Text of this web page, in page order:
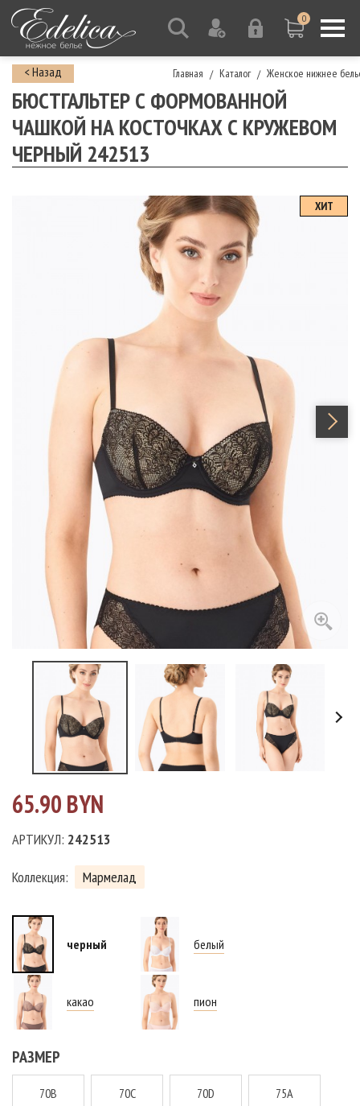
0
< Назад Главная / Каталог / Женское нижнее
БЮСТГАЛЬТЕР С ФОРМОВАННОЙ
ЧАШКОЙ НА КОСТОЧКАХ С КРУЖЕВОМ
ЧЕРНЫЙ 242513
ХИТ
65.90 BYN
АРТИКУЛ: 242513
Коллекция: Мармелад
черный белый
какао пион
РАЗМЕР
70B 70C 70D 75A